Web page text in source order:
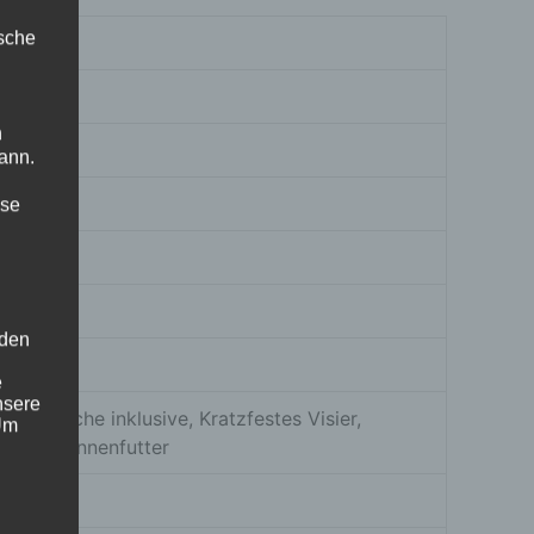
inklusive, Kratzfestes Visier,
Innenfutter